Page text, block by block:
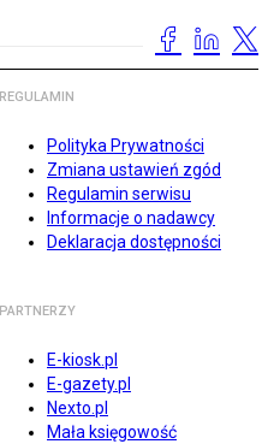
REGULAMIN
Polityka Prywatności
Zmiana ustawień zgód
Regulamin serwisu
Informacje o nadawcy
Deklaracja dostępności
PARTNERZY
E-kiosk.pl
E-gazety.pl
Nexto.pl
Mała księgowość